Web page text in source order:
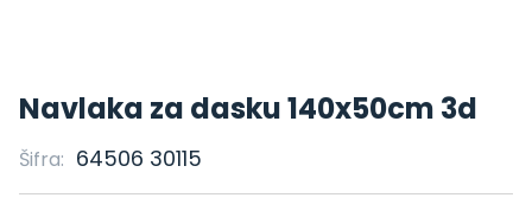
Navlaka za dasku 140x50cm 3d
Šifra: 64506 30115